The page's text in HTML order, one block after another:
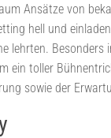
Ansätze von
hell und
lehrten.
ein toller
sowie der